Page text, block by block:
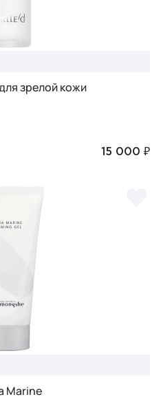
зрелой кожи
15 000 ₽
Marine